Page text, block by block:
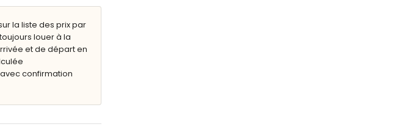
la liste des prix par
louer à la
et de départ en
confirmation